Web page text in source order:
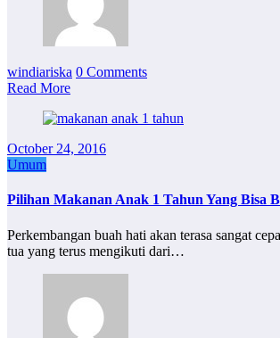
windiariska 0 Comments
Read More
October 24, 2016
Umum
Pilihan Makanan Anak 1 Tahun Yang Bisa
Perkembangan buah hati akan terasa sangat
tua yang terus mengikuti dari…